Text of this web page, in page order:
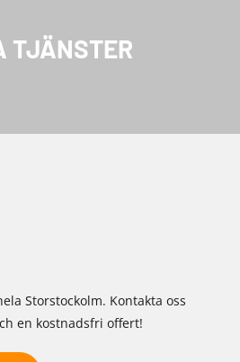
TJÄNSTER
Storstockolm. Kontakta oss
en kostnadsfri offert!